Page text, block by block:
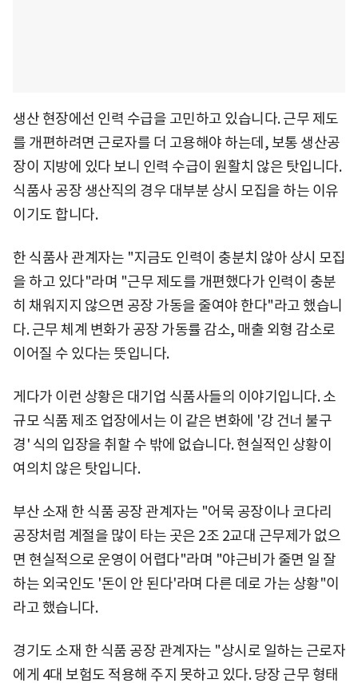
생산 현장에선 인력 수급을 고민하고 있습니다. 근무 제도
를 개편하려면 근로자를 더 고용해야 하는데, 보통 생산공
장이 지방에 있다 보니 인력 수급이 원활치 않은 탓입니다.
식품사 공장 생산직의 경우 대부분 상시 모집을 하는 이유
이기도 합니다.
한 식품사 관계자는 "지금도 인력이 충분치 않아 상시 모집
을 하고 있다"라며 "근무 제도를 개편했다가 인력이 충분
히 채워지지 않으면 공장 가동을 줄여야 한다"라고 했습니
다. 근무 체계 변화가 공장 가동률 감소, 매출 외형 감소로
이어질 수 있다는 뜻입니다.
게다가 이런 상황은 대기업 식품사들의 이야기입니다. 소
규모 식품 제조 업장에서는 이 같은 변화에 '강 건너 불구
경' 식의 입장을 취할 수 밖에 없습니다. 현실적인 상황이
여의치 않은 탓입니다.
부산 소재 한 식품 공장 관계자는 "어묵 공장이나 코다리
공장처럼 계절을 많이 타는 곳은 2조 2교대 근무제가 없으
면 현실적으로 운영이 어렵다"라며 "야근비가 줄면 일 잘
하는 외국인도 '돈이 안 된다'라며 다른 데로 가는 상황"이
라고 했습니다.
경기도 소재 한 식품 공장 관계자는 "상시로 일하는 근로자
에게 4대 보험도 적용해 주지 못하고 있다. 당장 근무 형태